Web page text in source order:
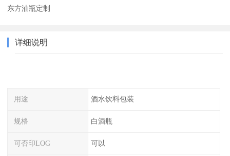
东方油瓶定制
详细说明
用途 酒水饮料包装
规格 白酒瓶
可否印LOG 可以